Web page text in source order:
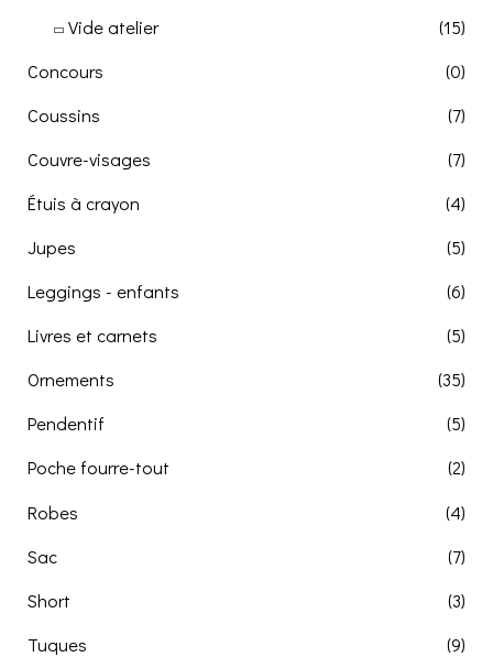
Vide atelier
(15)
Concours
(0)
Coussins
(7)
Couvre-visages
(7)
Étuis à crayon
(4)
Jupes
(5)
Leggings - enfants
(6)
Livres et carnets
(5)
Ornements
(35)
Pendentif
(5)
Poche fourre-tout
(2)
Robes
(4)
Sac
(7)
Short
(3)
Tuques
(9)